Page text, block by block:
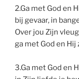
2.Ga met God en
bij gevaar, in
Over jou Zijn
ga met God en Hij
3.Ga met God en